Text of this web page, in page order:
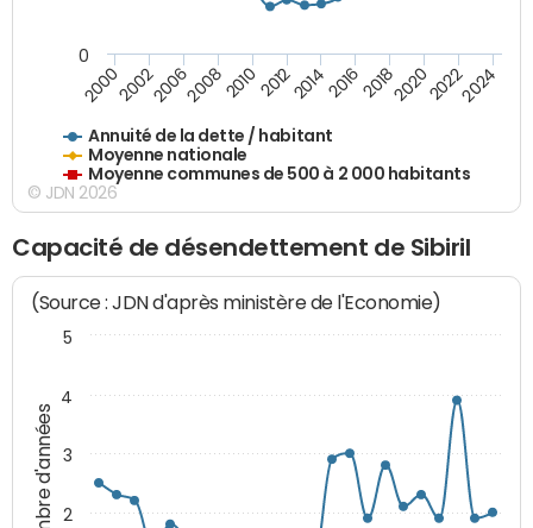
Annuité de la dette / habitant
Moyenne nationale
Moyenne communes de 500 à 2 000 habitants
200020022006200820102012201420162018202020222024
0
© JDN 2026
Capacité de désendettement de Sibiril
Nombre d'années
(Source : JDN d'après ministère de l'Economie)
2
3
4
5